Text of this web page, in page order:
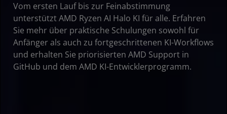
Vom ersten Lauf bis zur Feinabstimmung
unterstützt AMD Ryzen AI Halo KI für alle. Erfahren
Sie mehr über praktische Schulungen sowohl für
Anfänger als auch zu fortgeschrittenen KI-Workflows
und erhalten Sie priorisierten AMD Support in
GitHub und dem AMD KI-Entwicklerprogramm.